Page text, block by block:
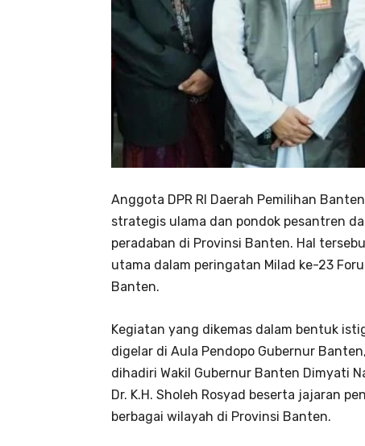
Anggota DPR RI Daerah Pemilihan
strategis ulama dan pondok pesantren
peradaban di Provinsi Banten. Hal
utama dalam peringatan Milad ke-23
Banten.
Kegiatan yang dikemas dalam bentuk
digelar di Aula Pendopo Gubernur
dihadiri Wakil Gubernur Banten Dimyati
Dr. K.H. Sholeh Rosyad beserta jajaran
berbagai wilayah di Provinsi Banten.